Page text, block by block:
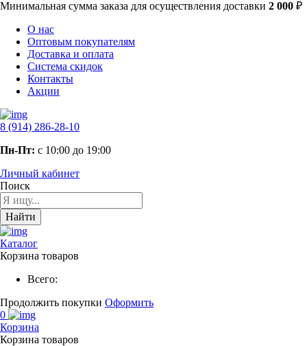
Минимальная сумма заказа для осуществления доставки 2 000 ₽
О нас
Оптовым покупателям
Доставка и оплата
Система скидок
Контакты
Акции
8 (914) 286-28-10
Пн-Пт: с 10:00 до 19:00
Личный кабинет
Поиск
Найти
Каталог
Корзина товаров
Всего:
Продолжить покупки Оформить
0
Корзина
Корзина товаров